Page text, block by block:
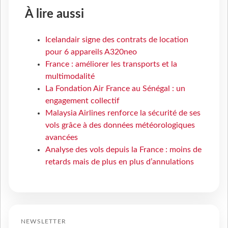
À lire aussi
Icelandair signe des contrats de location
pour 6 appareils A320neo
France : améliorer les transports et la
multimodalité
La Fondation Air France au Sénégal : un
engagement collectif
Malaysia Airlines renforce la sécurité de ses
vols grâce à des données météorologiques
avancées
Analyse des vols depuis la France : moins de
retards mais de plus en plus d’annulations
NEWSLETTER